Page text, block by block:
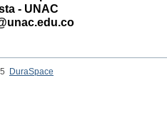
- UNAC
DuraSpace